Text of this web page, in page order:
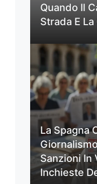
Quando Il
Strada E
La Spagna
Sanzioni In
Inchieste